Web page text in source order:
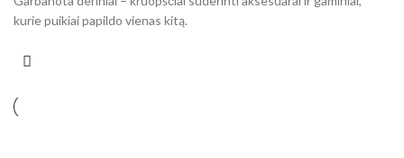
kurie puikiai papildo vienas kitą.